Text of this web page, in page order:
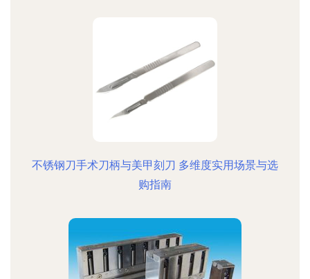
不锈钢刀手术刀柄与美甲刻刀 多维度实用场景与选
购指南